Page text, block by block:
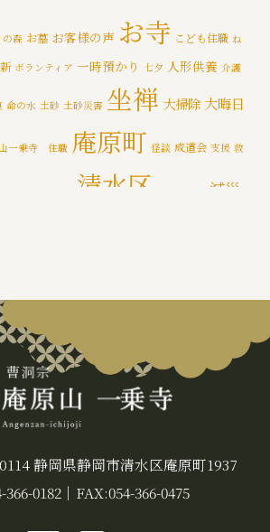
の森 お墓 お客様の声 お寺 こども住職 ね
ボランティア 一時預かり 七夕 人形供養 介護
命の水 土砂 土砂災害 坐禅 大掃除 大晦日
一乗寺 住職 庵原町 怪談 成道会 支援 救
清水区 減災
静岡県静岡市清水区庵原町1937
0182｜ FAX:054-366-0475